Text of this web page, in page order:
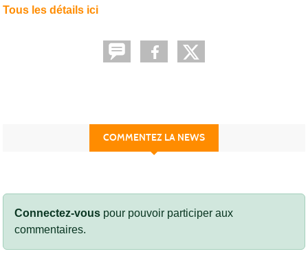
Tous les détails ici
COMMENTEZ LA NEWS
Connectez-vous pour pouvoir participer aux
commentaires.